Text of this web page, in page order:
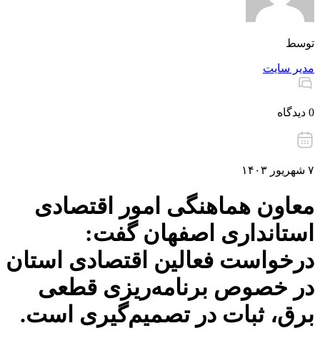
توسط
مدیر سایت
0 دیدگاه
۷ شهریور ۱۴۰۳
معاون هماهنگی امور اقتصادی
استانداری اصفهان گفت:
درخواست فعالین اقتصادی استان
در خصوص برنامه‌ریزی قطعی
برق، ثبات در تصمیم‌گیری است.